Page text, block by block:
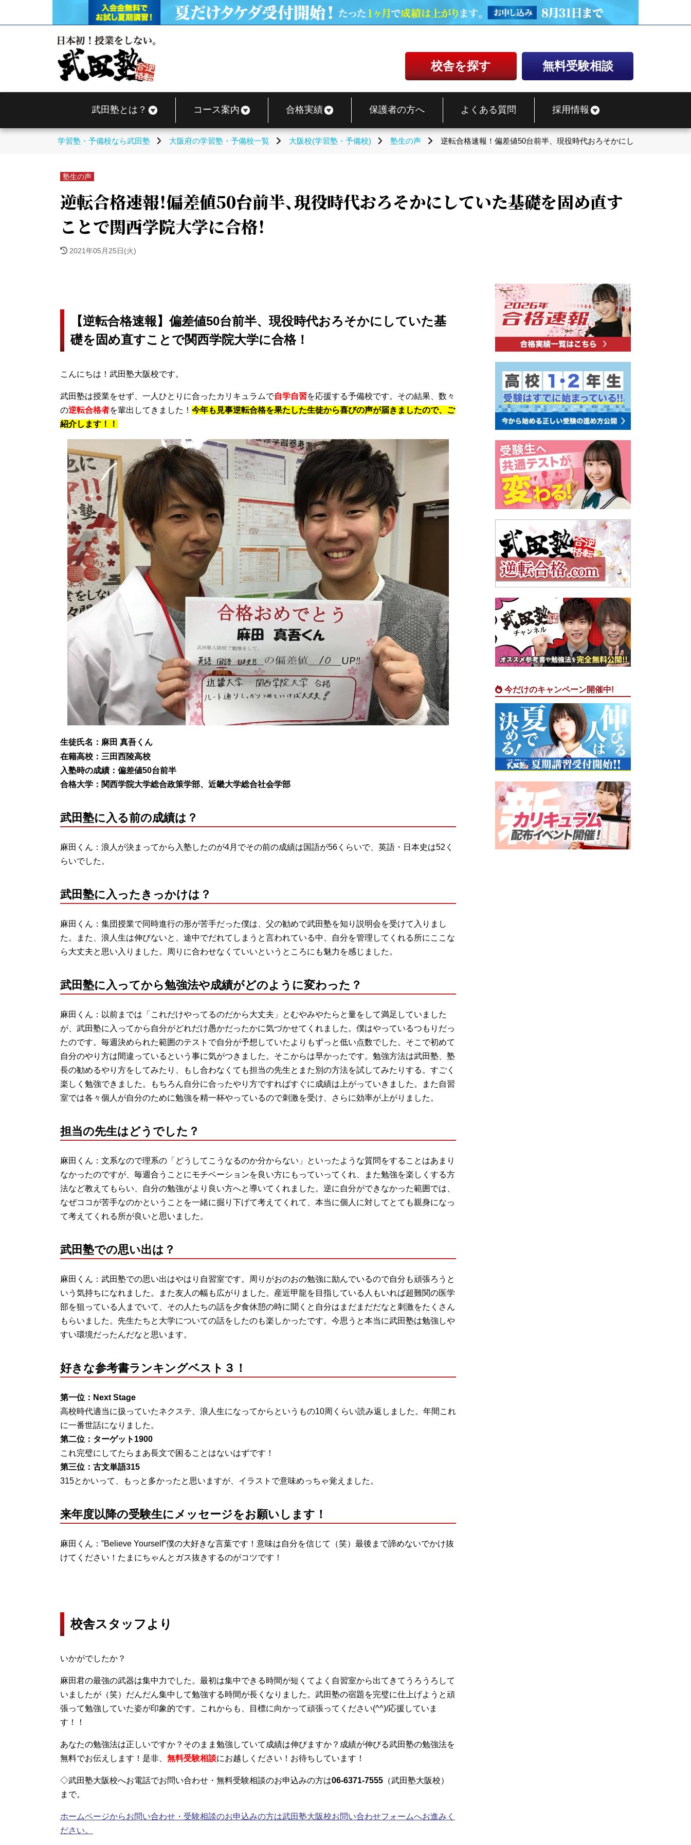
校舎を探す 無料受験相談
武田塾とは？ コース案内 合格実績 保護者の方へ よくある質問 採用情報
学習塾・予備校なら武田塾 大阪府の学習塾・予備校一覧 大阪校(学習塾・予備校) 塾生の声 逆転合格速報！偏差値50台前半、現役時代おろそかにしていた基礎を
塾生の声
逆転合格速報！偏差値50台前半、現役時代おろそかにしていた基礎を固め直す
ことで関西学院大学に合格！
2021年05月25日(火)
【逆転合格速報】偏差値50台前半、現役時代おろそかにしていた基
礎を固め直すことで関西学院大学に合格！
こんにちは！武田塾大阪校です。
武田塾は授業をせず、一人ひとりに合ったカリキュラムで自学自習を応援する予備校です。その結果、数々
の逆転合格者を輩出してきました！ 今年も見事逆転合格を果たした生徒から喜びの声が届きましたので、ご
紹介します！！
生徒氏名：麻田 真吾くん
在籍高校：三田西陵高校
入塾時の成績：偏差値50台前半
合格大学：関西学院大学総合政策学部、近畿大学総合社会学部
武田塾に入る前の成績は？
麻田くん：浪人が決まってから入塾したのが4月でその前の成績は国語が56くらいで、英語・日本史は52く
らいでした。
武田塾に入ったきっかけは？
麻田くん：集団授業で同時進行の形が苦手だった僕は、父の勧めで武田塾を知り説明会を受けて入りまし
た。また、浪人生は伸びないと、途中でだれてしまうと言われている中、自分を管理してくれる所にここな
ら大丈夫と思い入りました。周りに合わせなくていいというところにも魅力を感じました。
武田塾に入ってから勉強法や成績がどのように変わった？
麻田くん：以前までは「これだけやってるのだから大丈夫」とむやみやたらと量をして満足していました
が、武田塾に入ってから自分がどれだけ愚かだったかに気づかせてくれました。僕はやっているつもりだっ
たのです。毎週決められた範囲のテストで自分が予想していたよりもずっと低い点数でした。そこで初めて
自分のやり方は間違っているという事に気がつきました。そこからは早かったです。勉強方法は武田塾、塾
長の勧めるやり方をしてみたり、もし合わなくても担当の先生とまた別の方法を試してみたりする。すごく
楽しく勉強できました。もちろん自分に合ったやり方ですればすぐに成績は上がっていきました。また自習
室では各々個人が自分のために勉強を精一杯やっているので刺激を受け、さらに効率が上がりました。
担当の先生はどうでした？
麻田くん：文系なので理系の「どうしてこうなるのか分からない」といったような質問をすることはあまり
なかったのですが、毎週合うことにモチベーションを良い方にもっていってくれ、また勉強を楽しくする方
法など教えてもらい、自分の勉強がより良い方へと導いてくれました。逆に自分ができなかった範囲では、
なぜココが苦手なのかということを一緒に掘り下げて考えてくれて、本当に個人に対してとても親身になっ
て考えてくれる所が良いと思いました。
武田塾での思い出は？
麻田くん：武田塾での思い出はやはり自習室です。周りがおのおの勉強に励んでいるので自分も頑張ろうと
いう気持ちになれました。また友人の幅も広がりました。産近甲龍を目指している人もいれば超難関の医学
部を狙っている人までいて、その人たちの話を夕食休憩の時に聞くと自分はまだまだだなと刺激をたくさん
もらいました。先生たちと大学についての話をしたのも楽しかったです。今思うと本当に武田塾は勉強しや
すい環境だったんだなと思います。
好きな参考書ランキングベスト３！
第一位：Next Stage
高校時代適当に扱っていたネクステ、浪人生になってからというもの10周くらい読み返しました。年間これ
に一番世話になりました。
第二位：ターゲット1900
これ完璧にしてたらまあ長文で困ることはないはずです！
第三位：古文単語315
315とかいって、もっと多かったと思いますが、イラストで意味めっちゃ覚えました。
来年度以降の受験生にメッセージをお願いします！
麻田くん：‟Believe Yourself”僕の大好きな言葉です！意味は自分を信じて（笑）最後まで諦めないでかけ抜
けてください！たまにちゃんとガス抜きするのがコツです！
校舎スタッフより
いかがでしたか？
麻田君の最強の武器は集中力でした。最初は集中できる時間が短くてよく自習室から出てきてうろうろして
いましたが（笑）だんだん集中して勉強する時間が長くなりました。武田塾の宿題を完璧に仕上げようと頑
張って勉強していた姿が印象的です。これからも、目標に向かって頑張ってください(^^)/応援していま
す！！
あなたの勉強法は正しいですか？そのまま勉強していて成績は伸びますか？ 成績が伸びる武田塾の勉強法を
無料でお伝えします！是非、 無料受験相談にお越しください！お待ちしています！
◇武田塾大阪校へお電話でお問い合わせ・無料受験相談のお申込みの方は06-6371-7555 （武田塾大阪校）
まで。
ホームページからお問い合わせ・受験相談のお申込みの方は武田塾大阪校お問い合わせフォームへお進みく
ださい。
今だけのキャンペーン開催中!